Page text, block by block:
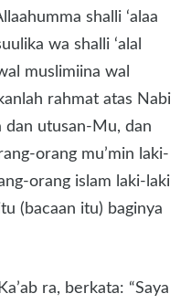
shalli ‘alaa
wa shalli ‘alal
muslimiina wal
rahmat atas Nabi
dan utusan-Mu, dan
orang mu’min laki-
orang islam laki-laki
(bacaan itu) baginya
ra, berkata: “Saya